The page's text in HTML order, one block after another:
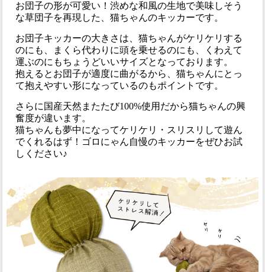
お団子の形が可愛い！渋めな和風の生地で美味しそう
な草団子を再現した、猫ちゃんのキッカーです。
お団子キッカーの大きさは、猫ちゃんがケリケリする
のにも、まくら代わりに頭を乗せるのにも、くわえて
運ぶのにもちょうどいいサイズとなっております。
抱えるとお団子が適度に曲がるから、猫ちゃんにとっ
て抱えやすい形になっているのもポイントです。
さらに国産天然またたび100%使用だから猫ちゃんの興
奮度が違います。
猫ちゃんも夢中になってケリケリ・スリスリして遊ん
でくれるはず！ゴロにゃん自慢のキッカーをぜひお試
しください♪